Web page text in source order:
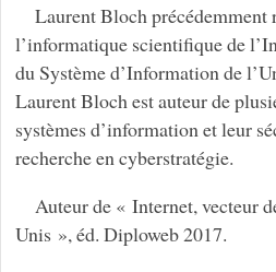
Laurent Bloch précédemment
l’informatique scientifique de
du Système d’Information de
Laurent Bloch est auteur de
systèmes d’information et leur
recherche en cyberstratégie.
Auteur de « Internet, vecteur
Unis », éd. Diploweb 2017.